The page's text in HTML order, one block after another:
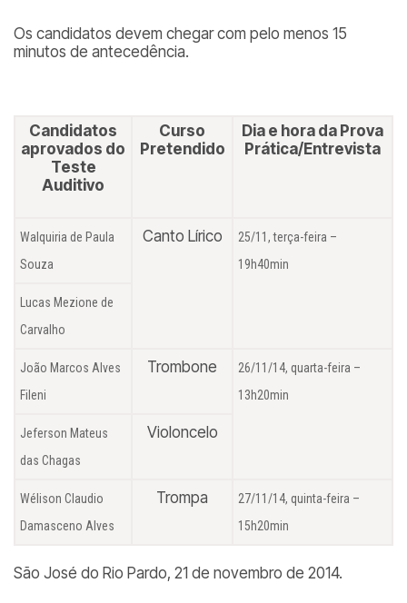
Os candidatos devem chegar com pelo menos 15
minutos de antecedência.
Candidatos
aprovados do
Teste
Auditivo
Curso
Pretendido
Dia e hora da Prova
Prática/Entrevista
Walquiria de Paula
Souza
Canto Lírico
25/11, terça-feira –
19h40min
Lucas Mezione de
Carvalho
João Marcos Alves
Fileni
Trombone
26/11/14, quarta-feira –
13h20min
Jeferson Mateus
das Chagas
Violoncelo
Wélison Claudio
Damasceno Alves
Trompa
27/11/14, quinta-feira –
15h20min
São José do Rio Pardo, 21 de novembro de 2014.